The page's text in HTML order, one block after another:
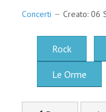
Concerti Creato: 06
Rock
Le Orme